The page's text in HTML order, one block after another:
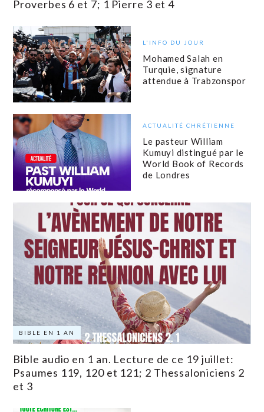
Proverbes 6 et 7; 1 Pierre 3 et 4
L'INFO DU JOUR
Mohamed Salah en
Turquie, signature
attendue à Trabzonspor
ACTUALITÉ CHRÉTIENNE
Le pasteur William
Kumuyi distingué par le
World Book of Records
de Londres
BIBLE EN 1 AN
Bible audio en 1 an. Lecture de ce 19 juillet:
Psaumes 119, 120 et 121; 2 Thessaloniciens 2
et 3